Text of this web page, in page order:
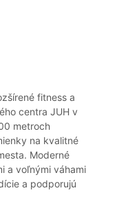
fitness a
centra JUH v
metroch
na kvalitné
Moderné
a voľnými váhami
a podporujú